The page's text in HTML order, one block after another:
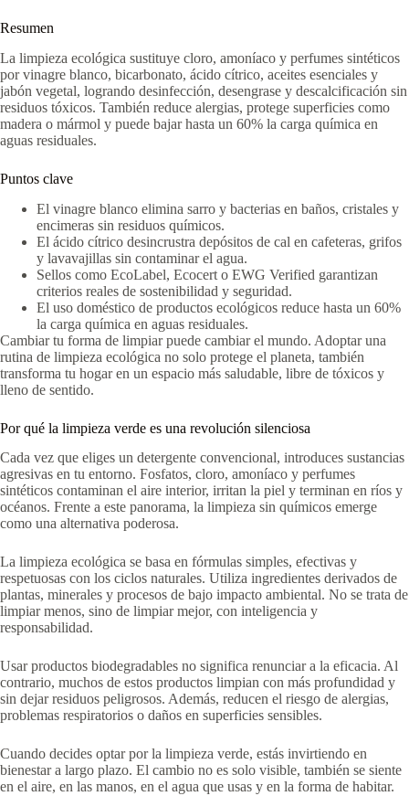
Resumen
La limpieza ecológica sustituye cloro, amoníaco y perfumes sintéticos
por vinagre blanco, bicarbonato, ácido cítrico, aceites esenciales y
jabón vegetal, logrando desinfección, desengrase y descalcificación sin
residuos tóxicos. También reduce alergias, protege superficies como
madera o mármol y puede bajar hasta un 60% la carga química en
aguas residuales.
Puntos clave
El vinagre blanco elimina sarro y bacterias en baños, cristales y
encimeras sin residuos químicos.
El ácido cítrico desincrustra depósitos de cal en cafeteras, grifos
y lavavajillas sin contaminar el agua.
Sellos como EcoLabel, Ecocert o EWG Verified garantizan
criterios reales de sostenibilidad y seguridad.
El uso doméstico de productos ecológicos reduce hasta un 60%
la carga química en aguas residuales.
Cambiar tu forma de limpiar puede cambiar el mundo. Adoptar una
rutina de limpieza ecológica no solo protege el planeta, también
transforma tu hogar en un espacio más saludable, libre de tóxicos y
lleno de sentido.
Por qué la limpieza verde es una revolución silenciosa
Cada vez que eliges un detergente convencional, introduces sustancias
agresivas en tu entorno. Fosfatos, cloro, amoníaco y perfumes
sintéticos contaminan el aire interior, irritan la piel y terminan en ríos y
océanos. Frente a este panorama, la limpieza sin químicos emerge
como una alternativa poderosa.
La limpieza ecológica se basa en fórmulas simples, efectivas y
respetuosas con los ciclos naturales. Utiliza ingredientes derivados de
plantas, minerales y procesos de bajo impacto ambiental. No se trata de
limpiar menos, sino de limpiar mejor, con inteligencia y
responsabilidad.
Usar productos biodegradables no significa renunciar a la eficacia. Al
contrario, muchos de estos productos limpian con más profundidad y
sin dejar residuos peligrosos. Además, reducen el riesgo de alergias,
problemas respiratorios o daños en superficies sensibles.
Cuando decides optar por la limpieza verde, estás invirtiendo en
bienestar a largo plazo. El cambio no es solo visible, también se siente
en el aire, en las manos, en el agua que usas y en la forma de habitar.